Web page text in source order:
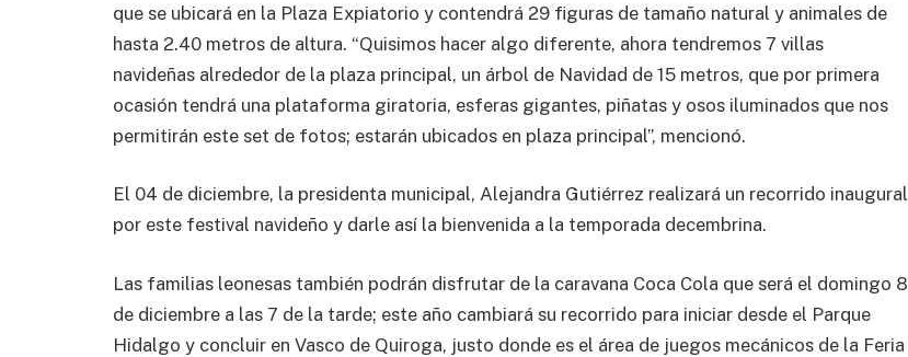
que se ubicará en la Plaza Expiatorio y contendrá 29 figuras de tamaño natural y animales de
hasta 2.40 metros de altura. “Quisimos hacer algo diferente, ahora tendremos 7 villas
navideñas alrededor de la plaza principal, un árbol de Navidad de 15 metros, que por primera
ocasión tendrá una plataforma giratoria, esferas gigantes, piñatas y osos iluminados que nos
permitirán este set de fotos; estarán ubicados en plaza principal”, mencionó.
El 04 de diciembre, la presidenta municipal, Alejandra Gutiérrez realizará un recorrido inaugural
por este festival navideño y darle así la bienvenida a la temporada decembrina.
Las familias leonesas también podrán disfrutar de la caravana Coca Cola que será el domingo 8
de diciembre a las 7 de la tarde; este año cambiará su recorrido para iniciar desde el Parque
Hidalgo y concluir en Vasco de Quiroga, justo donde es el área de juegos mecánicos de la Feria